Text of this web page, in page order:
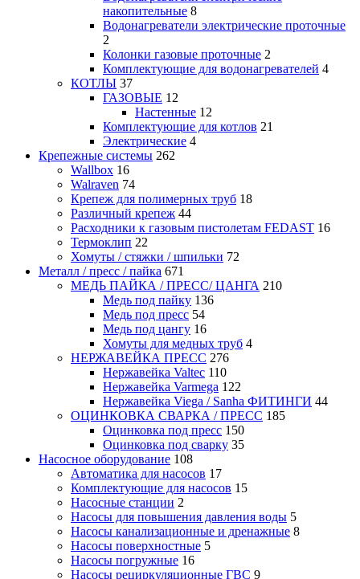
накопительные 8
Водонагреватели электрические проточные
2
Колонки газовые проточные 2
Комплектующие для водонагревателей 4
КОТЛЫ 37
ГАЗОВЫЕ 12
Настенные 12
Комплектующие для котлов 21
Электрические 4
Крепежные системы 262
Wallbox 16
Walraven 74
Крепеж для полимерных труб 18
Различный крепеж 44
Расходники к газовым пистолетам FEDAST 16
Термоклип 22
Хомуты / стяжки / шпильки 72
Металл / пресс / пайка 671
МЕДЬ ПАЙКА / ПРЕСС/ ЦАНГА 210
Медь под пайку 136
Медь под пресс 54
Медь под цангу 16
Хомуты для медных труб 4
НЕРЖАВЕЙКА ПРЕСС 276
Нержавейка Valtec 110
Нержавейка Varmega 122
Нержавейка Viega / Sanha ФИТИНГИ 44
ОЦИНКОВКА СВАРКА / ПРЕСС 185
Оцинковка под пресс 150
Оцинковка под сварку 35
Насосное оборудование 108
Автоматика для насосов 17
Комплектующие для насосов 15
Насосные станции 2
Насосы для повышения давления воды 5
Насосы канализационные и дренажные 8
Насосы поверхностные 5
Насосы погружные 16
Насосы рециркуляционные ГВС 9